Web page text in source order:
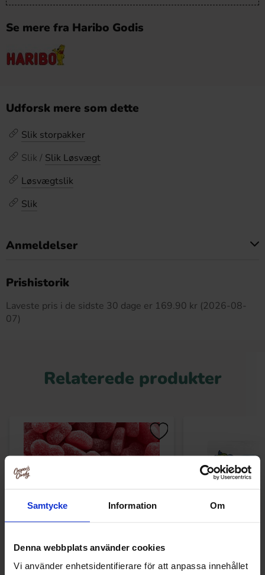
Samtycke Information Om
Denna webbplats använder cookies
Vi använder enhetsidentifierare för att anpassa innehållet
Se mere fra Haribo Godis
Udforsk mere som dette
Slik storpakker
Slik / Slik Løsvægt
Løsvægtslik
Slik
Anmeldelser
Prishistorik
Laveste pris i de sidste 30 dage er 169.90 kr (2026-08-
07)
Relaterede produkter
Haribo Hindbærhjärtan 1kg Dsito